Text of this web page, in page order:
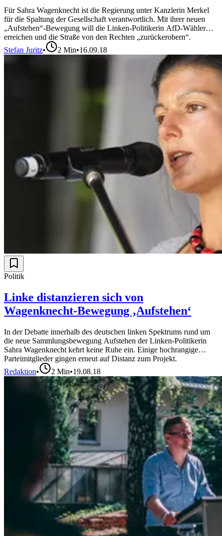
Für Sahra Wagenknecht ist die Regierung unter Kanzlerin Merkel
für die Spaltung der Gesellschaft verantwortlich. Mit ihrer neuen
„Aufstehen“-Bewegung will die Linken-Politikerin AfD-Wähler
erreichen und die Straße von den Rechten „zurückerobern“.
Stefan Juritz• 2 Min•16.09.18
Politik
Linke distanzieren sich von
Wagenknecht-Bewegung ‚Aufstehen‘
In der Debatte innerhalb des deutschen linken Spektrums rund um
die neue Sammlungsbewegung Aufstehen der Linken-Politikerin
Sahra Wagenknecht kehrt keine Ruhe ein. Einige hochrangige
Parteimitglieder gingen erneut auf Distanz zum Projekt.
Redaktion• 2 Min•19.08.18